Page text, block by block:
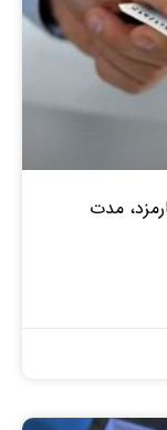
کارمزد، مدت